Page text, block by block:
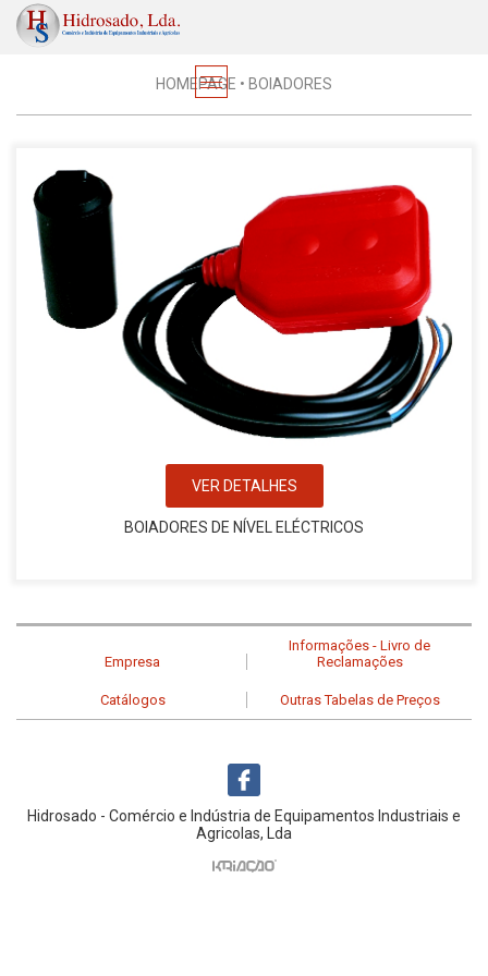
Material Eléctrico
HOMEPAGE • BOIADORES
VER DETALHES
BOIADORES DE NÍVEL ELÉCTRICOS
Empresa
Informações - Livro de
Reclamações
Catálogos Outras Tabelas de Preços
Hidrosado - Comércio e Indústria de Equipamentos Industriais e
Agricolas, Lda